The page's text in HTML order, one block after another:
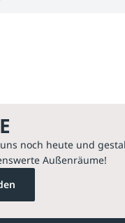
noch heute und
Außenräume!